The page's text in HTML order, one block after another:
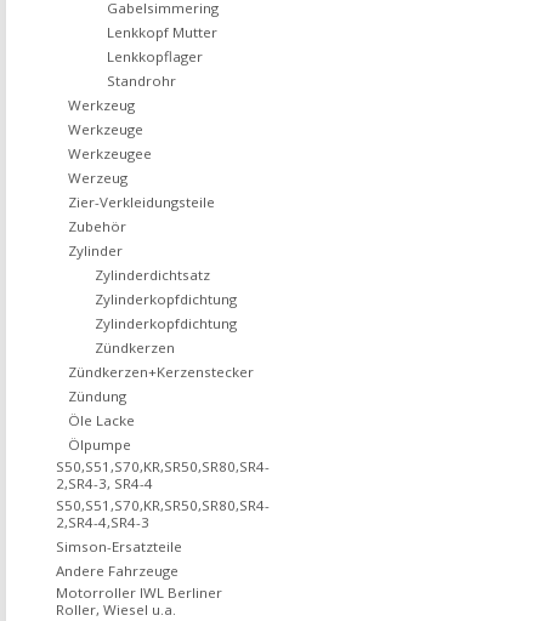
Gabelsimmering
Lenkkopf Mutter
Lenkkopflager
Standrohr
Werkzeug
Werkzeuge
Werkzeugee
Werzeug
Zier-Verkleidungsteile
Zubehör
Zylinder
Zylinderdichtsatz
Zylinderkopfdichtung
Zylinderkopfdichtung
Zündkerzen
Zündkerzen+Kerzenstecker
Zündung
Öle Lacke
Ölpumpe
S50,S51,S70,KR,SR50,SR80,SR4-
2,SR4-3, SR4-4
S50,S51,S70,KR,SR50,SR80,SR4-
2,SR4-4,SR4-3
Simson-Ersatzteile
Andere Fahrzeuge
Motorroller IWL Berliner
Roller, Wiesel u.a.